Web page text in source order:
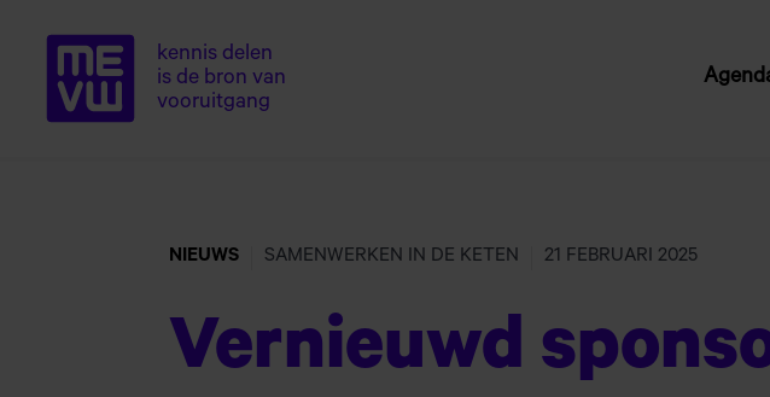
Naar
Home van MEVW
kennis delen
is de bron van
vooruitgang
Vernieuwd
NIEUWS SAMENWERKEN IN DE KETEN 21 FEBRUARI 2025